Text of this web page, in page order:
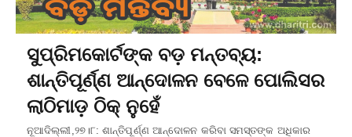
ସୁପ୍ରିମକୋର୍ଟଙ୍କ ବଡ଼ ମନ୍ତବ୍ୟ:
ଶାନ୍ତିପୂର୍ଣ୍ଣ ଆନ୍ଦୋଳନ ବେଳେ ପୋଲିସର
ଲାଠିମାଡ଼ ଠିକ୍‌ ନୁହେଁ
ନୂଆଦିଲ୍ଲୀ,୨୭।୮: ଶାନ୍ତିପୂର୍ଣ୍ଣ ଆନ୍ଦୋଳନ କରିବା ସମସ୍ତଙ୍କ ଅଧିକାର